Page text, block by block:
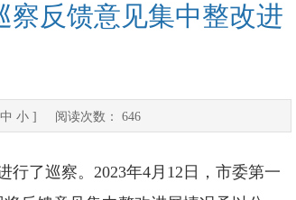
察反馈意见集中整改进
中 小] 阅读次数： 646
了巡察。2023年4月12日，市委第一